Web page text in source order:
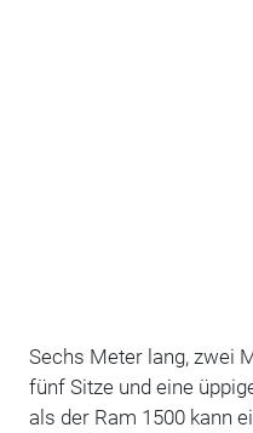
Sechs Meter lang, zwei
fünf Sitze und eine
als der Ram 1500 kann